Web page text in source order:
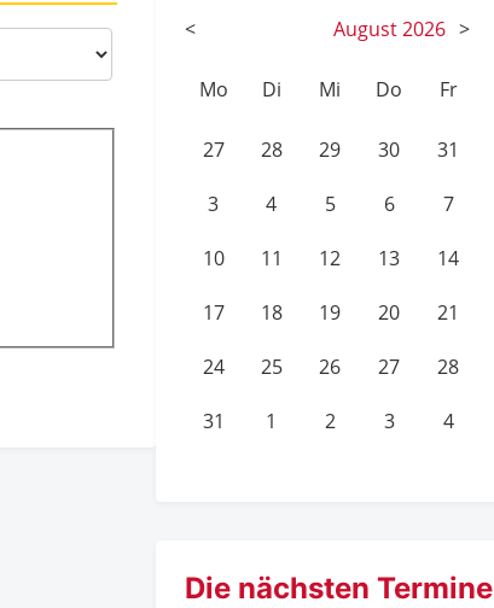
< August2026 >
Mo Di Mi Do Fr
27 28 29 30 31
3 4 5 6 7
10 11 12 13 14
17 18 19 20 21
24 25 26 27 28
31 1 2 3 4
Die nächsten Termine